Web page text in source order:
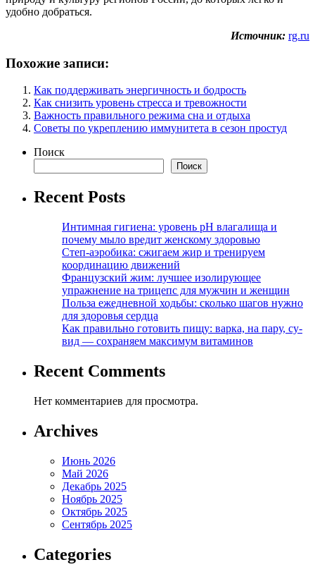
удобно добраться.
Источник: rg.ru
Похожие записи:
Как поддерживать энергичность и бодрость
Как снизить уровень стресса и тревожности
Важность правильного режима сна и отдыха
Советы по укреплению иммунитета в сезон простуд
Поиск
Поиск
Recent Posts
Интимная гигиена: уровень pH влагалища и
почему мыло вредит женскому здоровью
Степ-аэробика: сжигаем жир и тренируем
координацию движений
Французский жим: лучшее изолирующее
упражнение на трицепс для мужчин и женщин
Польза ежедневной ходьбы: сколько шагов нужно
для здоровья сердца
Как правильно готовить пищу: варка, на пару, су-
вид — сохраняем максимум витаминов
Recent Comments
Нет комментариев для просмотра.
Archives
Июнь 2026
Май 2026
Декабрь 2025
Ноябрь 2025
Октябрь 2025
Сентябрь 2025
Categories